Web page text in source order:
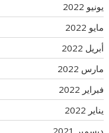
يونيو 2022
مايو 2022
أبريل 2022
مارس 2022
فبراير 2022
يناير 2022
ديسمبر 2021